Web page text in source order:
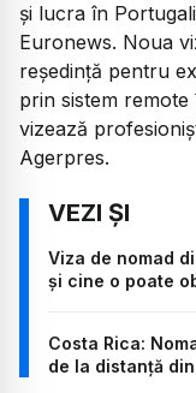
şi lucra în
Euronews. Noua
reşedinţă pentru
prin sistem
vizează
Agerpres.
Viza de nomad
și cine o poate
Costa Rica:
de la distanță